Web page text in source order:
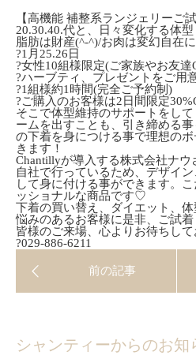
【高機能 補整系ランジェリーご
20.30.40.代と、日々変化する体型
脂肪は財産(^-^)/お肉は変幻自在
?1月25.26日
?女性10組様限定(ご家族やお友達
?ハーブティ、プレゼントをご用
?1組様約1時間(完全ご予約制)
?ご購入のお客様は2日間限定
そこで体型維持のサポートをし
ームを出すことも、引き締める
の下着を身につける事で理想の
きます！
Chantillyが導入する株式会社ナ
自社で行っているため、デザイ
して身に付ける事ができます。
ッショナルな商品です♡
下着の買い替え、ダイエット、
悩みのあるお客様に是非、ご試
皆様のご来場、心よりお待ちして
?029-886-6211
シャンティーからのお知